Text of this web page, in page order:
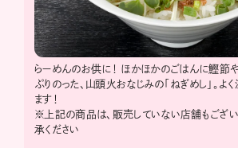
らーめんのお供に！ ほかほかのごはんに鰹節
ぷりのった、山頭火おなじみの「ねぎめし」。よ
ます！
※上記の商品は、販売していない店舗もござ
承ください